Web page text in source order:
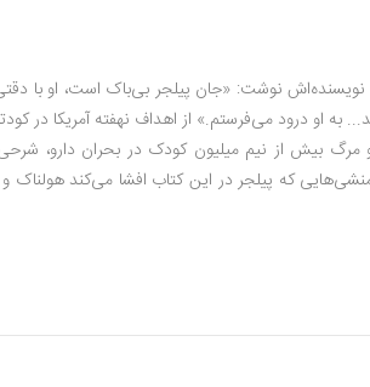
نویسنده‌اش نوشت: «جان پیلجر بی‌باک است، او با
بیش از نیم میلیون کودک در بحران دارو،
که پیلجر در این کتاب افشا می‌کند هولناک و